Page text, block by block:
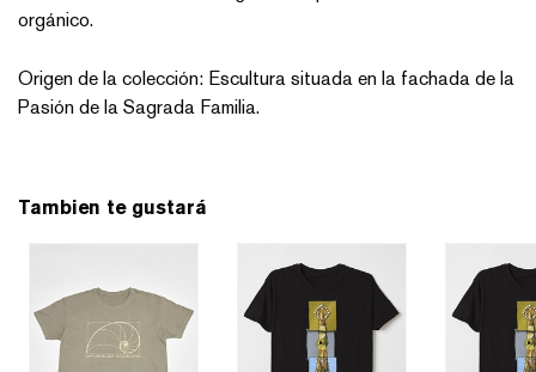
orgánico.
Origen de la colección: Escultura situada en la fachada de la
Pasión de la Sagrada Familia.
Tambien te gustará